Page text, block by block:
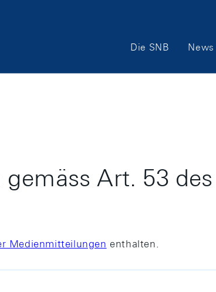
Hauptnavigation
Die SNB
Art. 53
Medienmitteilungen enthalten.